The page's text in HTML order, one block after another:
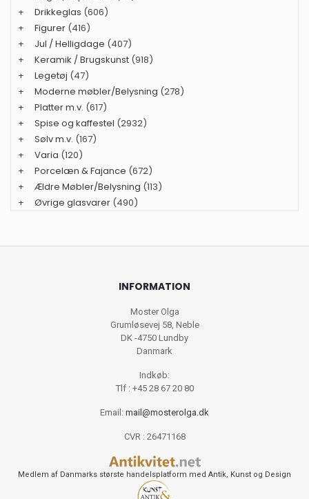
+
Drikkeglas (606)
+
Figurer (416)
+
Jul / Helligdage (407)
+
Keramik / Brugskunst (918)
+
Legetøj (47)
+
Moderne møbler/Belysning (278)
+
Platter m.v. (617)
+
Spise og kaffestel (2932)
+
Sølv m.v. (167)
+
Varia (120)
+
Porcelæn & Fajance (672)
+
Ældre Møbler/Belysning (113)
+
Øvrige glasvarer (490)
INFORMATION
Moster Olga
Grumløsevej 58, Neble
DK -4750 Lundby
Danmark
Indkøb:
Tlf : +45 28 67 20 80
Email: mail@mosterolga.dk
CVR : 26471168
Medlem af Danmarks største handelsplatform med Antik, Kunst og Design